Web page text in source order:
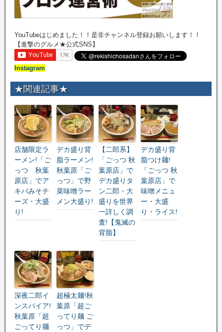
YouTubeはじめました！！是非チャンネル登録お願いします！！
【進撃のグルメ★公式SNS】
Instagram
★関連記事★
店舗限定ラ
ーメン!「ご
っつ 秋葉
原店」でア
キバみそチ
ーズ・大盛
り!
デカ盛り背
脂ラーメン!
秋葉原「ご
っつ」で野
菜味噌ラー
メン大盛り!
【二郎系】
「ごっつ 秋
葉原店」で
デカ盛りタ
ン二郎・大
盛りを世界
一詳しく調
査!【鬼滅の
背脂】
デカ盛り背
脂つけ麺!
「ごっつ 秋
葉原店」で
味噌メニュ
ー・大盛
り・ライス!
深夜二郎イ
ンスパイア!
秋葉原「超
ごってり麺
超極太麺!秋
葉原「超ご
ってり麺 ご
っつ」でデ